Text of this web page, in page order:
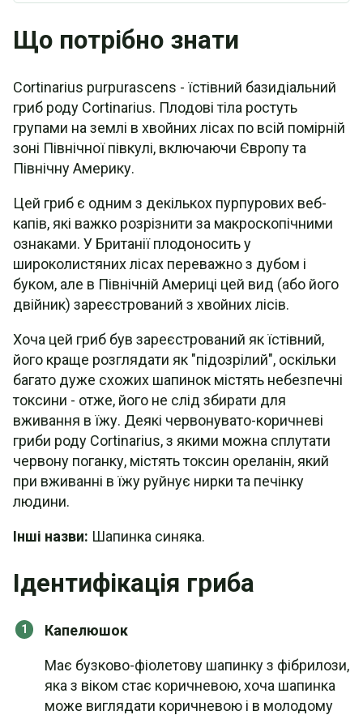
Що потрібно знати
Cortinarius purpurascens - їстівний базидіальний
гриб роду Cortinarius. Плодові тіла ростуть
групами на землі в хвойних лісах по всій помірній
зоні Північної півкулі, включаючи Європу та
Північну Америку.
Цей гриб є одним з декількох пурпурових веб-
капів, які важко розрізнити за макроскопічними
ознаками. У Британії плодоносить у
широколистяних лісах переважно з дубом і
буком, але в Північній Америці цей вид (або його
двійник) зареєстрований з хвойних лісів.
Хоча цей гриб був зареєстрований як їстівний,
його краще розглядати як "підозрілий", оскільки
багато дуже схожих шапинок містять небезпечні
токсини - отже, його не слід збирати для
вживання в їжу. Деякі червонувато-коричневі
гриби роду Cortinarius, з якими можна сплутати
червону поганку, містять токсин ореланін, який
при вживанні в їжу руйнує нирки та печінку
людини.
Інші назви: Шапинка синяка.
Ідентифікація гриба
Капелюшок
Має бузково-фіолетову шапинку з фібрилози,
яка з віком стає коричневою, хоча шапинка
може виглядати коричневою і в молодому